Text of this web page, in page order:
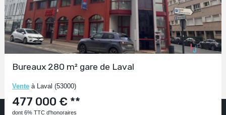
Bureaux 280 m² gare de Laval
Venteà Laval (53000)
477 000 € **
dont 6% TTC d'honoraires